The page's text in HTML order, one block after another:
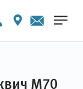
М70